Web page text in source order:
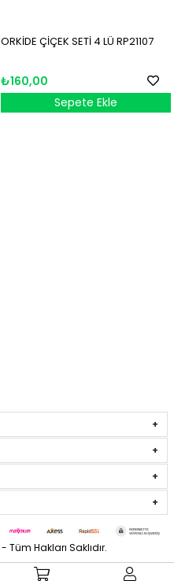
ORKİDE ÇİÇEK SETİ 4 LÜ RP21107
₺160,00
Sepete Ekle
- Tüm Hakları Saklıdır.